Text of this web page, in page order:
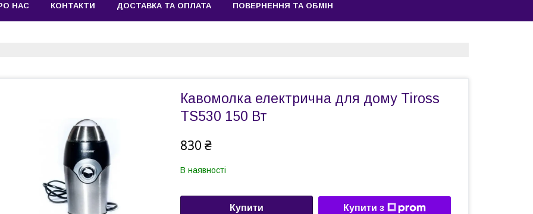
НАС КОНТАКТИ ДОСТАВКА ТА ОПЛАТА ПОВЕРНЕННЯ ТА ОБМІН
Кавомолка електрична для дому Tiross
TS530 150 Вт
830 ₴
В наявності
Купити Купити з